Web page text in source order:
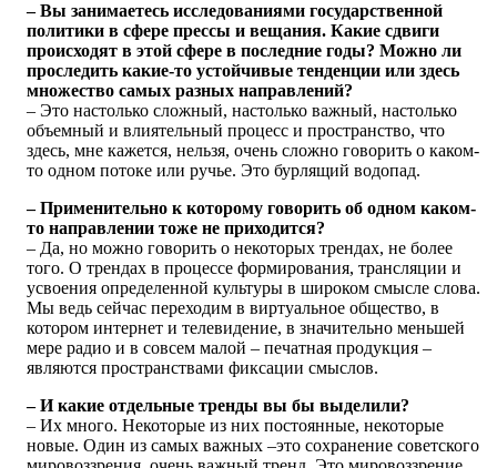
– Вы занимаетесь исследованиями государственной
политики в сфере прессы и вещания. Какие сдвиги
происходят в этой сфере в последние годы? Можно ли
проследить какие-то устойчивые тенденции или здесь
множество самых разных направлений?
– Это настолько сложный, настолько важный, настолько
объемный и влиятельный процесс и пространство, что
здесь, мне кажется, нельзя, очень сложно говорить о каком-
то одном потоке или ручье. Это бурлящий водопад.
– Применительно к которому говорить об одном каком-
то направлении тоже не приходится?
– Да, но можно говорить о некоторых трендах, не более
того. О трендах в процессе формирования, трансляции и
усвоения определенной культуры в широком смысле слова.
Мы ведь сейчас переходим в виртуальное общество, в
котором интернет и телевидение, в значительно меньшей
мере радио и в совсем малой – печатная продукция –
являются пространствами фиксации смыслов.
– И какие отдельные тренды вы бы выделили?
– Их много. Некоторые из них постоянные, некоторые
новые. Один из самых важных –это сохранение советского